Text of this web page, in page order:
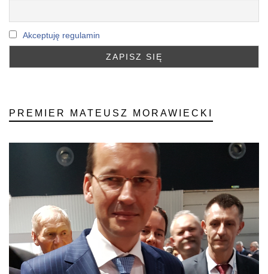
Akceptuję regulamin
PREMIER MATEUSZ MORAWIECKI